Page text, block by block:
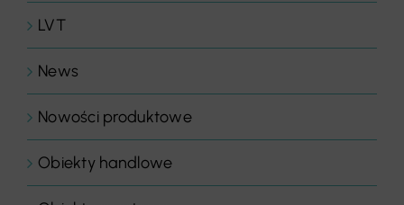
LVT
News
Nowości produktowe
Obiekty handlowe